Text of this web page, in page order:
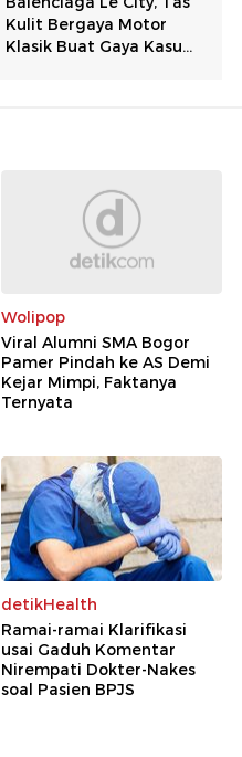
Wolipop
Viral Alumni SMA Bogor
Pamer Pindah ke AS Demi
Kejar Mimpi, Faktanya
Ternyata
detikHealth
Ramai-ramai Klarifikasi
usai Gaduh Komentar
Nirempati Dokter-Nakes
soal Pasien BPJS